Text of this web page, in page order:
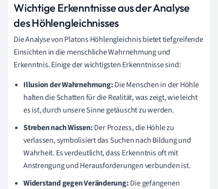
Wichtige Erkenntnisse aus der Analyse
des Höhlengleichnisses
Die Analyse von Platons Höhlengleichnis bietet tiefgreifende
Einsichten in die menschliche Wahrnehmung und
Erkenntnis. Einige der wichtigsten Erkenntnisse sind:
Illusion der Wahrnehmung:Die Menschen in der Höhle
halten die Schatten für die Realität, was zeigt, wie leicht
es ist, durch unsere Sinne getäuscht zu werden.
Streben nach Wissen:Der Prozess, die Höhle zu
verlassen, symbolisiert das Suchen nach Bildung und
Wahrheit. Es verdeutlicht, dass Erkenntnis oft mit
Anstrengung und Herausforderungen verbunden ist.
Widerstand gegen Veränderung:Die gefangenen